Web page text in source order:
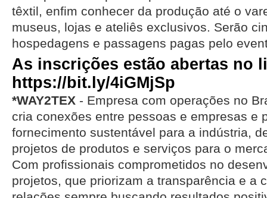
têxtil, enfim conhecer da produção até o
museus, lojas e ateliês exclusivos. Serão
hospedagens e passagens pagas pelo
As inscrições estão abertas no
https://bit.ly/4iGMjSp
*WAY2TEX - Empresa com operações no
cria conexões entre pessoas e empresas e
fornecimento sustentável para a indústria,
projetos de produtos e serviços para o
Com profissionais comprometidos no
projetos, que priorizam a transparência e a